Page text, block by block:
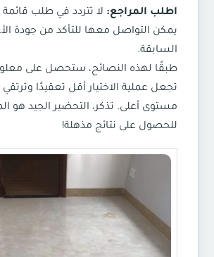
اطلب المراجع: لا تتردد في طلب قائمة
يمكن التواصل معها للتأكد من جودة
السابقة.
طبقًا لهذه النصائح، ستحصل على
تجعل عملية الاختيار أقل تعقيدًا وترتقي
مستوى أعلى. تذكر، التحضير الجيد هو
للحصول على نتائج مذهلة!